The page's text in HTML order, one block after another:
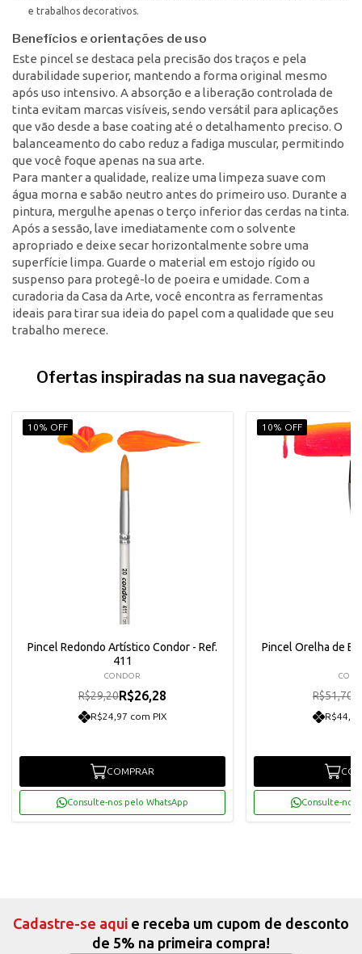
e trabalhos decorativos.
Benefícios e orientações de uso
Este pincel se destaca pela precisão dos traços e pela
durabilidade superior, mantendo a forma original mesmo
após uso intensivo. A absorção e a liberação controlada de
tinta evitam marcas visíveis, sendo versátil para aplicações
que vão desde a base coating até o detalhamento preciso. O
balanceamento do cabo reduz a fadiga muscular, permitindo
que você foque apenas na sua arte.
Para manter a qualidade, realize uma limpeza suave com
água morna e sabão neutro antes do primeiro uso. Durante a
pintura, mergulhe apenas o terço inferior das cerdas na tinta.
Após a sessão, lave imediatamente com o solvente
apropriado e deixe secar horizontalmente sobre uma
superfície limpa. Guarde o material em estojo rígido ou
suspenso para protegê-lo de poeira e umidade. Com a
curadoria da Casa da Arte, você encontra as ferramentas
ideais para tirar sua ideia do papel com a qualidade que seu
trabalho merece.
Ofertas inspiradas na sua navegação
10% OFF
Pincel Redondo Artístico Condor - Ref.
411
CONDOR
R$29,20R$26,28
R$24,97 com PIX
COMPRAR
Consulte-nos pelo WhatsApp
10% OFF
Pincel Orelha de
R$51,70
Consulte-nos
Cadastre-se aqui e receba um cupom de desconto
de 5% na primeira compra!